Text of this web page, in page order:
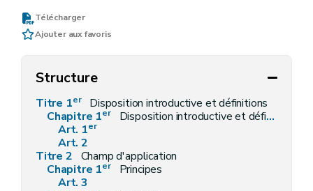
Télécharger
Ajouter aux favoris
Structure
Titre 1er
Disposition introductive et définitions
Chapitre 1er
Disposition introductive et définitions
Art. 1er
Art. 2
Titre 2 Champ d'application
Chapitre 1er
Principes
Art. 3